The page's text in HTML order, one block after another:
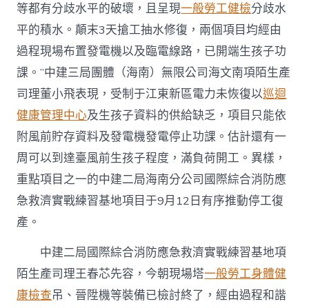
等都有分歧水平的破壞，且呈現一般勞工健檢分歧水
平的積水。顛末3天搶工抽水修復，兩個項目均經由
過程現場布置發電機以及臨電線路，已開端生孩子功
課。”中建三局團體（海南）無限公司海文南項陌生產
司理董小飛表現，受制于江東新區電力未恢復以巡迴
健康管理中心及生孩子資料的供給缺乏，項目只能依
附風前貯存資料及發電機發電停止功課。估計還有一
周可以到達臺風前生孩子程度，滿負荷開工。異樣，
重點項目之一的中建二局海南分公司國際綜合消防應
急救濟實戰練習基地項目于9月12日有序推動停工復
產。
中建二局國際綜合消防應急救濟實戰練習基地項
陌生產司理王春芯先容，今朝現場塔一般勞工身體健
康檢查吊、晉陞機等裝備已檢討終了，經由過程和諧